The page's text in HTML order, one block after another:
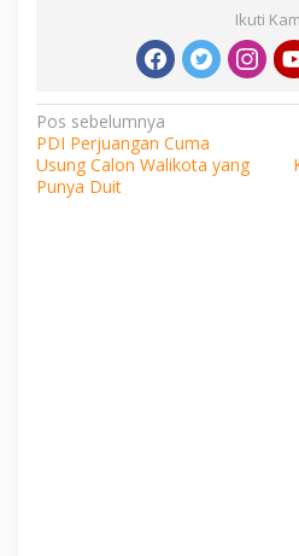
Ikuti
Navigasi
pos
Pos sebelumnya
PDI Perjuangan Cuma
Usung Calon Walikota yang
Punya Duit